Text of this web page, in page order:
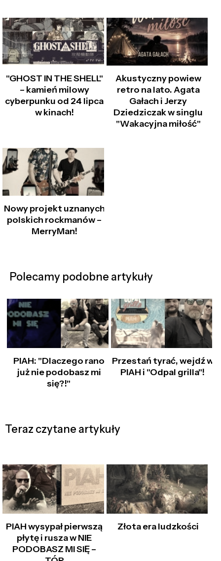
"GHOST IN THE SHELL"
– kamień milowy
cyberpunku od 24 lipca
w kinach!
Akustyczny powiew
retro na lato. Agata
Gałach i Jerzy
Dziedziczak w singlu
"Wakacyjna miłość"
Nowy projekt uznanych
polskich rockmanów –
MerryMan!
Polecamy podobne artykuły
PIAH: "Dlaczego rano
już nie podobasz mi
się?!"
Przestań tyrać, wejdź w
PIAH i "Odpal grilla"!
Teraz czytane artykuły
PIAH wysypał pierwszą
płytę i rusza w NIE
PODOBASZ MI SIĘ –
Złota era ludzkości